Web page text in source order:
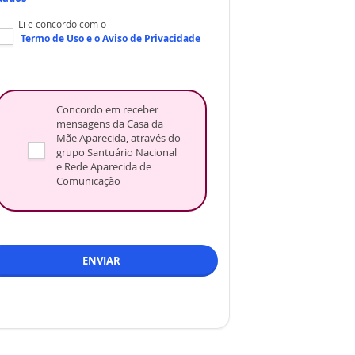
Li e concordo com o
Termo de Usoe oAviso de Privacidade
Concordo em receber
mensagens da Casa da
Mãe Aparecida, através do
grupo Santuário Nacional
e Rede Aparecida de
Comunicação
ENVIAR